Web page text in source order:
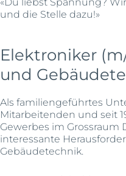
und die Stelle dazu!»
Elektroniker
und
Als familiengeführtes
Mitarbeitenden und seit
Gewerbes im Grossraum
interessante
Gebäudetechnik.